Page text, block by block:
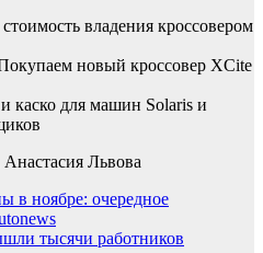
владения кроссовером
новый кроссовер XСite
каско для машин Solaris и
Львова
в ноябре: очередное
тысячи работников